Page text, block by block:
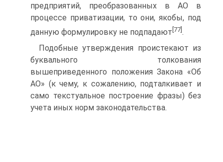
предприятий, преобразованных в АО в
процессе приватизации, то они, якобы, под
данную формулировку не подпадают [77] .
Подобные утверждения проистекают из
буквального толкования
вышеприведенного положения Закона «Об
АО» (к чему, к сожалению, подталкивает и
само текстуальное построение фразы) без
учета иных норм законодательства.